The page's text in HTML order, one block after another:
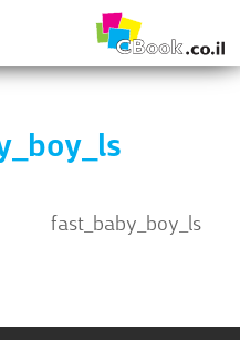
fast_baby_boy_ls